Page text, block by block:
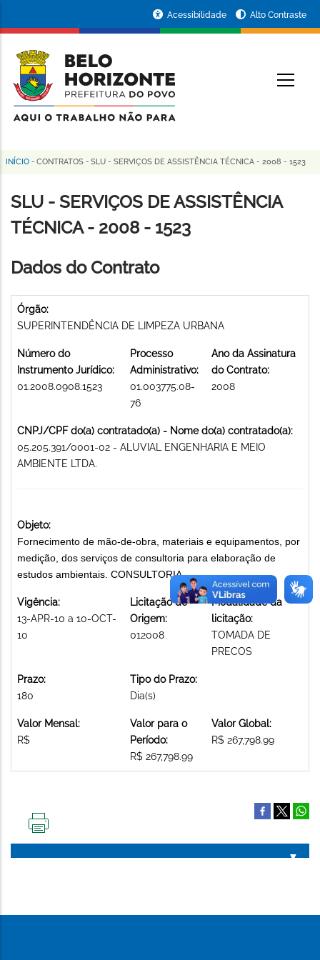
conteúdo
principal
da
Prefeitura
de
Horizonte
Acessibilidade Alto Contraste
Trilha
de
navegação
INÍCIO - CONTRATOS - SLU - SERVIÇOS DE ASSISTÊNCIA TÉCNICA - 2008 - 1523
SLU - SERVIÇOS DE ASSISTÊNCIA
TÉCNICA - 2008 - 1523
Dados do Contrato
Órgão:
SUPERINTENDÊNCIA DE LIMPEZA URBANA
Número do
Instrumento Jurídico:
01.2008.0908.1523
Processo
Administrativo:
01.003775.08-
76
Ano da Assinatura
do Contrato:
2008
CNPJ/CPF do(a) contratado(a) - Nome do(a) contratado(a):
05.205.391/0001-02 - ALUVIAL ENGENHARIA E MEIO
AMBIENTE LTDA.
Objeto:
Fornecimento de mão-de-obra, materiais e equipamentos, por
medição, dos serviços de consultoria para elaboração de
estudos ambientais. CONSULTORIA
Vigência:
13-APR-10 a 10-OCT-
10
Licitação de
Origem:
012008
Modalidade da
licitação:
TOMADA DE
PRECOS
Prazo:
180
Tipo do Prazo:
Dia(s)
Valor Mensal:
R$
Valor para o
Período:
R$ 267,798.99
Valor Global:
R$ 267,798.99
PÁGINA